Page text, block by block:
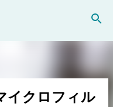
テンツに移動
イクロフィル